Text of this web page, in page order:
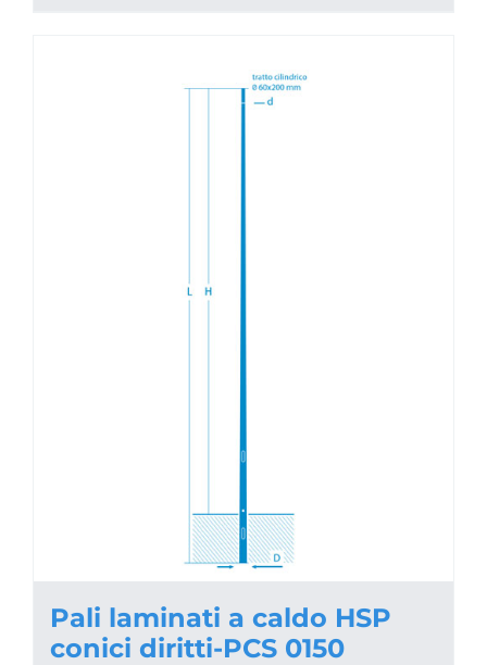
Pali laminati a caldo HSP
conici diritti-PCS 0150